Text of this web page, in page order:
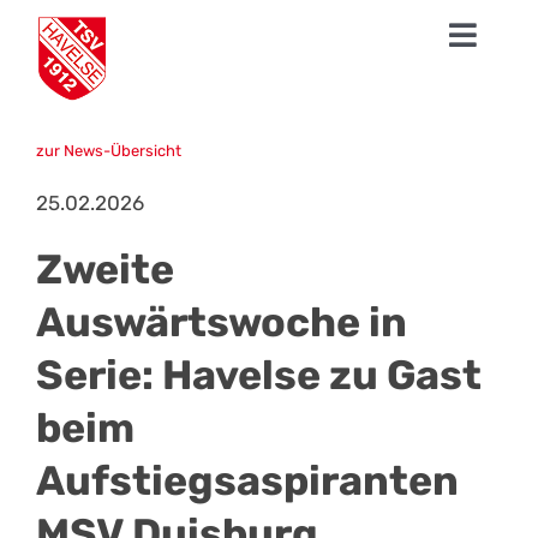
Zum
Inhalt
springen
Der TSV
Fanshop
Mission Profifußball
zur News-Übersicht
25.02.2026
Zweite
Auswärtswoche in
Serie: Havelse zu Gast
beim
Aufstiegsaspiranten